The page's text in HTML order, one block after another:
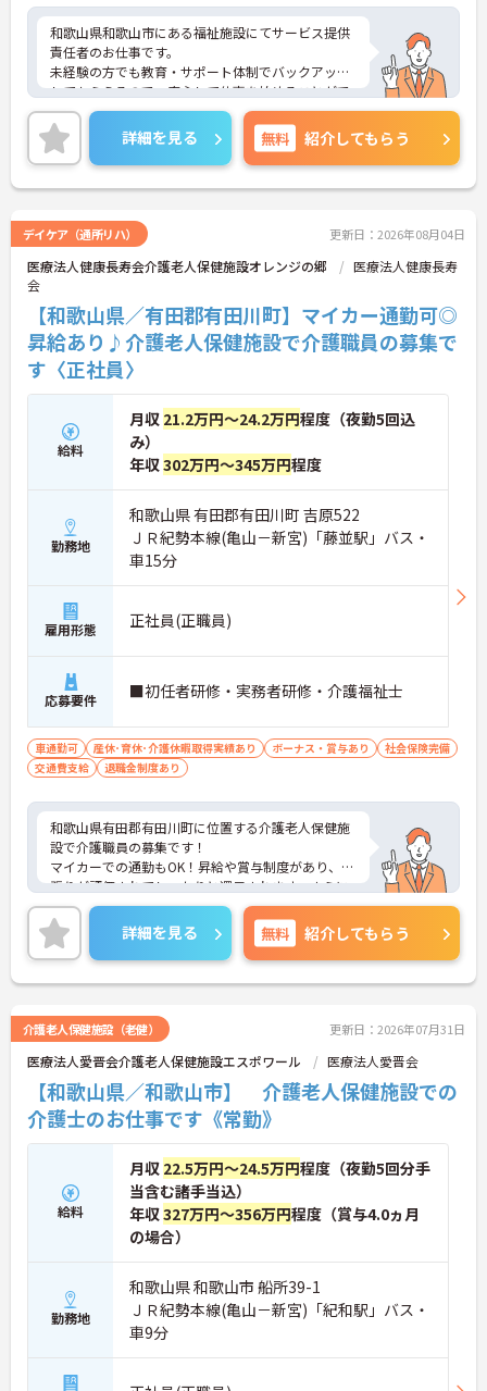
和歌山県和歌山市にある福祉施設にてサービス提供
責任者のお仕事です。
未経験の方でも教育・サポート体制でバックアップ
してもらえるので、安心して仕事を始めることがで
きます！
ご興味ある方には、面接対策ポイントなど、さらに
詳細をお話しいたしますのでお気軽にご相談くださ
い。
詳細を見る 無料 紹介してもらう
デイケア（通所リハ） 更新日：2026年08月04日
医療法人健康長寿会介護老人保健施設オレンジの郷
医療法人健康長寿
会
【和歌山県／有田郡有田川町】マイカー通勤可◎
昇給あり♪介護老人保健施設で介護職員の募集で
す〈正社員〉
給料
月収 21.2万円～24.2万円程度（夜勤5回込
み）
年収302万円～345万円程度
勤務地
和歌山県 有田郡有田川町 吉原522
ＪＲ紀勢本線(亀山－新宮)「藤並駅」バス・
車15分
雇用形態 正社員(正職員)
応募要件 ■初任者研修・実務者研修・介護福祉士
車通勤可 産休･育休･介護休暇取得実績あり ボーナス・賞与あり
社会保険完備
交通費支給
退職金制度あり
和歌山県有田郡有田川町に位置する介護老人保健施
設で介護職員の募集です！
マイカーでの通勤もOK！昇給や賞与制度があり、頑
張りが評価されてしっかりと還元されます。さらに
各種手当もあるのは嬉しいポイントです◎フォロー
体制もあり、経験に関わらず安心してスタートでき
ます。
こちらの求人にご興味がございましたら面接のポイ
ントもお伝えしますので是非ご応募お待ちしており
詳細を見る 無料 紹介してもらう
介護老人保健施設（老健） 更新日：2026年07月31日
医療法人愛晋会介護老人保健施設エスポワール 医療法人愛晋会
【和歌山県／和歌山市】 介護老人保健施設での
介護士のお仕事です《常勤》
給料
月収 22.5万円～24.5万円程度（夜勤5回分手
当含む諸手当込）
年収327万円～356万円程度（賞与4.0ヵ月
の場合）
勤務地
和歌山県 和歌山市 船所39-1
ＪＲ紀勢本線(亀山－新宮)「紀和駅」バス・
車9分